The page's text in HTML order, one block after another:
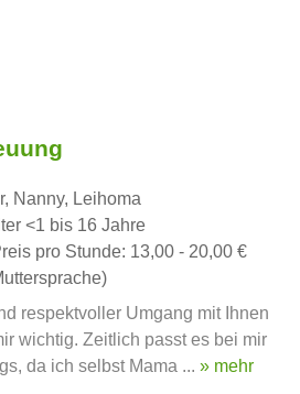
Nanny, Leihoma
<1 bis 16 Jahre
pro Stunde: 13,00 - 20,00 €
respektvoller Umgang mit Ihnen
wichtig. Zeitlich passt es bei mir
da ich selbst Mama ... » mehr